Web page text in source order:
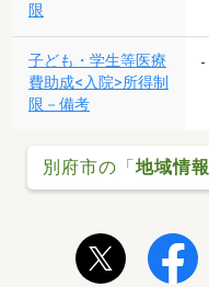
限
子ども・学生等医療
費助成<入院>所得制
限－備考
-
別府市の「地域情報